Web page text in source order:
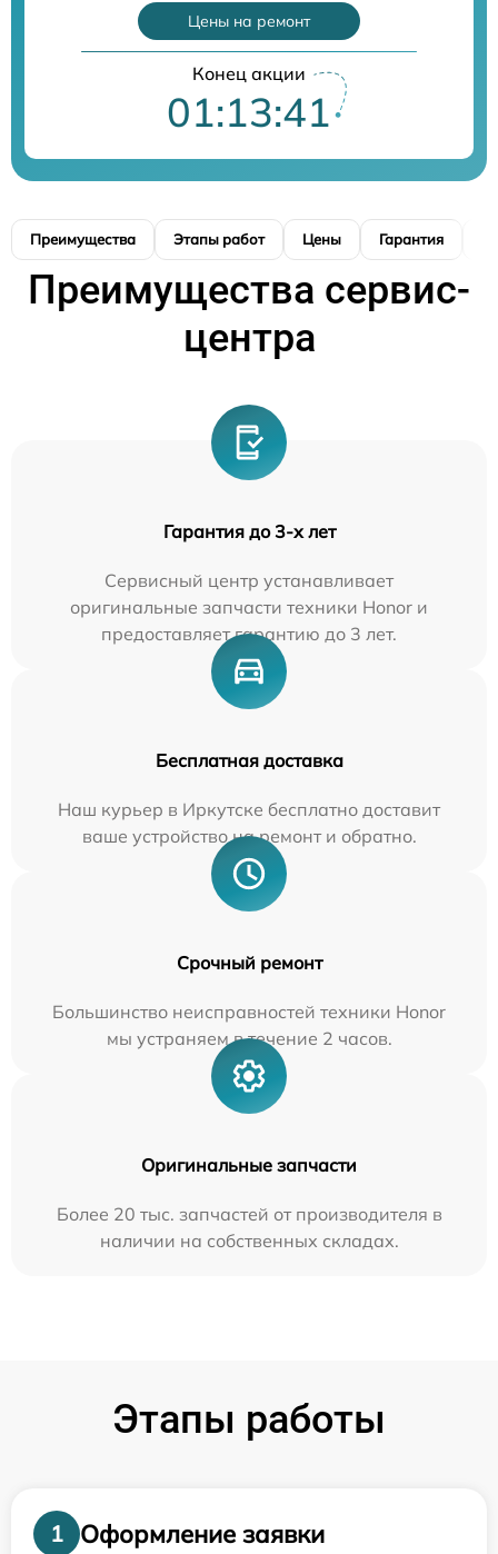
Цены на ремонт
Конец акции
01:13:40
Преимущества Этапы работ Цены Гарантия
Преимущества сервис-
центра
Гарантия до 3-х лет
Сервисный центр устанавливает
оригинальные запчасти техники Honor и
предоставляет гарантию до 3 лет.
Бесплатная доставка
Наш курьер в Иркутске бесплатно доставит
ваше устройство на ремонт и обратно.
Срочный ремонт
Большинство неисправностей техники Honor
мы устраняем в течение 2 часов.
Оригинальные запчасти
Более 20 тыс. запчастей от производителя в
наличии на собственных складах.
Этапы работы
1
Оформление заявки